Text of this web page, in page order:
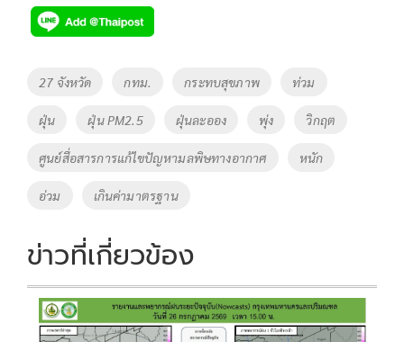
e
b
o
tt
er
p
y
Li
n
k
Tags
27 จังหวัด กทม. กระทบสุขภาพ ท่วม
ฝุ่น ฝุ่น PM2.5 ฝุ่นละออง พุ่ง วิกฤต
ศูนย์สื่อสารการแก้ไขปัญหามลพิษทางอากาศ หนัก
อ่วม เกินค่ามาตรฐาน
ข่าวที่เกี่ยวข้อง